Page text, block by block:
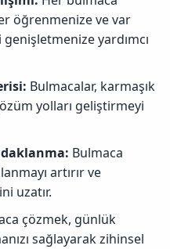
öğrenmenize ve var
yardımcı
Bulmacalar, karmaşık
yolları geliştirmeyi
Bulmaca
artırır ve
uzatır.
çözmek, günlük
sağlayarak zihinsel